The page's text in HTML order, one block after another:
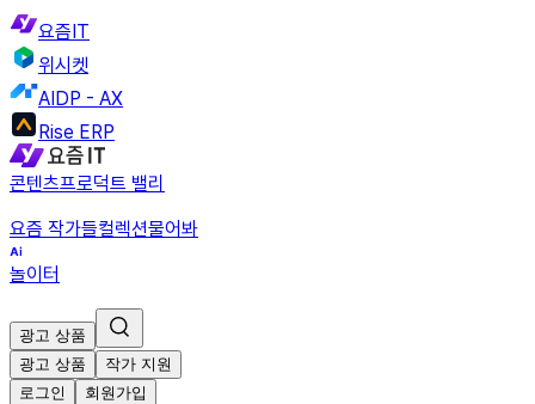
요즘IT
위시켓
AIDP - AX
Rise ERP
콘텐츠프로덕트 밸리
요즘 작가들컬렉션물어봐
놀이터
광고 상품
광고 상품
작가 지원
로그인
회원가입